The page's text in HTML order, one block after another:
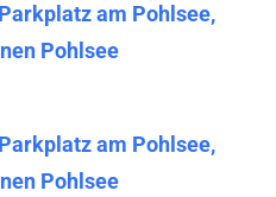
am Pohlsee,
Pohlsee
am Pohlsee,
Pohlsee